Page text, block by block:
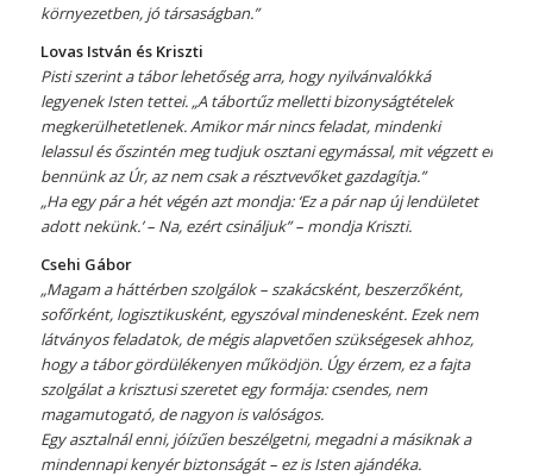
környezetben, jó társaságban.”
Lovas István és Kriszti
Pisti szerint a tábor lehetőség arra, hogy nyilvánvalókká
legyenek Isten tettei. „A tábortűz melletti bizonyságtételek
megkerülhetetlenek. Amikor már nincsfeladat, mindenki
lelassul és őszintén meg tudjuk osztani egymással, mit végzett el
bennünk az Úr, az nem csak a résztvevőket gazdagítja.”
„Ha egy pár a hét végén azt mondja: ‘Ez a pár nap új lendületet
adott nekünk.’ – Na, ezért csináljuk” – mondja Kriszti.
Csehi Gábor
„Magam a háttérben szolgálok – szakácsként, beszerzőként,
sofőrként, logisztikusként, egyszóval mindenesként. Ezek nem
látványos feladatok, de mégis alapvetően szükségesek ahhoz,
hogy a tábor gördülékenyen működjön. Úgy érzem, ez a fajta
szolgálat a krisztusi szeretet egy formája: csendes, nem
magamutogató, de nagyon is valóságos.
Egy asztalnál enni, jóízűen beszélgetni, megadni a másiknak a
mindennapi kenyér biztonságát – ez is Isten ajándéka.